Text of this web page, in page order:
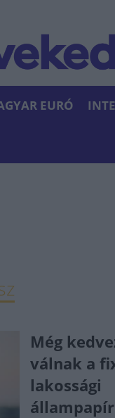
EURÓ
Még
válnak a
lakossági